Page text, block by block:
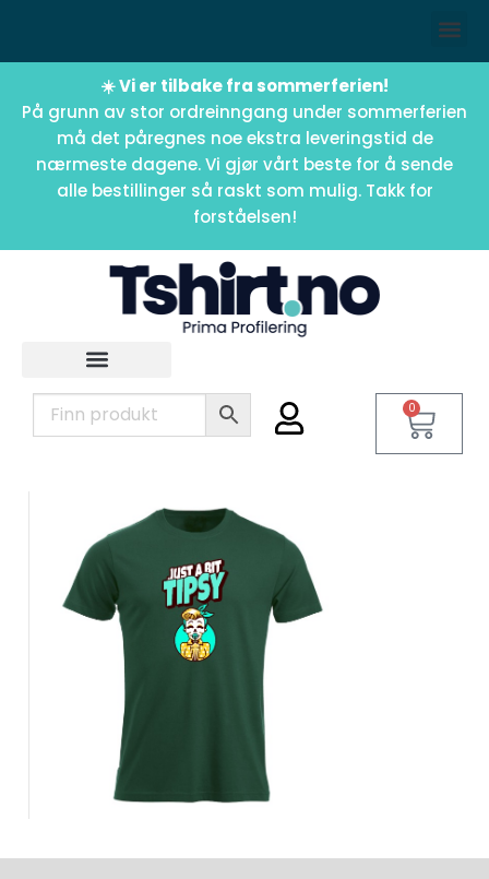
☀️ Vi er tilbake fra sommerferien!
På grunn av stor ordreinngang under sommerferien
må det påregnes noe ekstra leveringstid de
nærmeste dagene. Vi gjør vårt beste for å sende
alle bestillinger så raskt som mulig. Takk for
forståelsen!
0